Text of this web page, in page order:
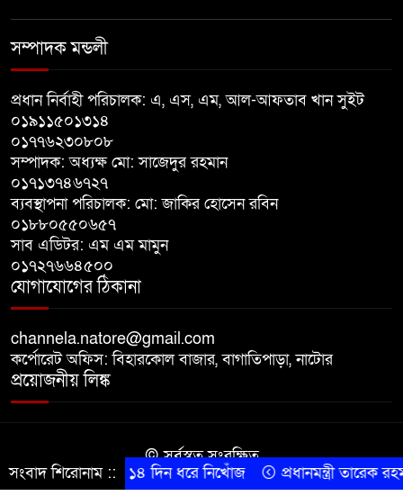
চাঁদাবাজির অভিযোগ, বাগাতিপাড়ার
ঐক্যজোটের বিক্ষোভ, প্রধানমন্ত্রীর
সম্পাদক মন্ডলী
প্রধান নির্বাহী পরিচালক: এ, এস, এম, আল-আফতাব খান সুইট
০১৯১১৫০১৩১৪
০১৭৭৬২৩০৮০৮
সম্পাদক: অধ্যক্ষ মো: সাজেদুর রহমান
০১৭১৩৭৪৬৭২৭
ব্যবস্থাপনা পরিচালক: মো: জাকির হোসেন রবিন
০১৮৮০৫৫০৬৫৭
সাব এডিটর: এম এম মামুন
০১৭২৭৬৬৪৫০০
যোগাযোগের ঠিকানা
channela.natore@gmail.com
কর্পোরেট অফিস: বিহারকোল বাজার, বাগাতিপাড়া, নাটোর
প্রয়োজনীয় লিঙ্ক
© সর্বস্বত্ব সংরক্ষিত
কারিগরি সহযোগিতায় সীমান্ত আইটি
সংবাদ শিরোনাম ::নজরুল ১৪ দিন ধরে নিখোঁজ প্রধানমন্ত্রী তারেক